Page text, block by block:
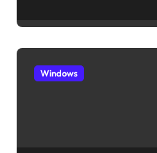
Windows